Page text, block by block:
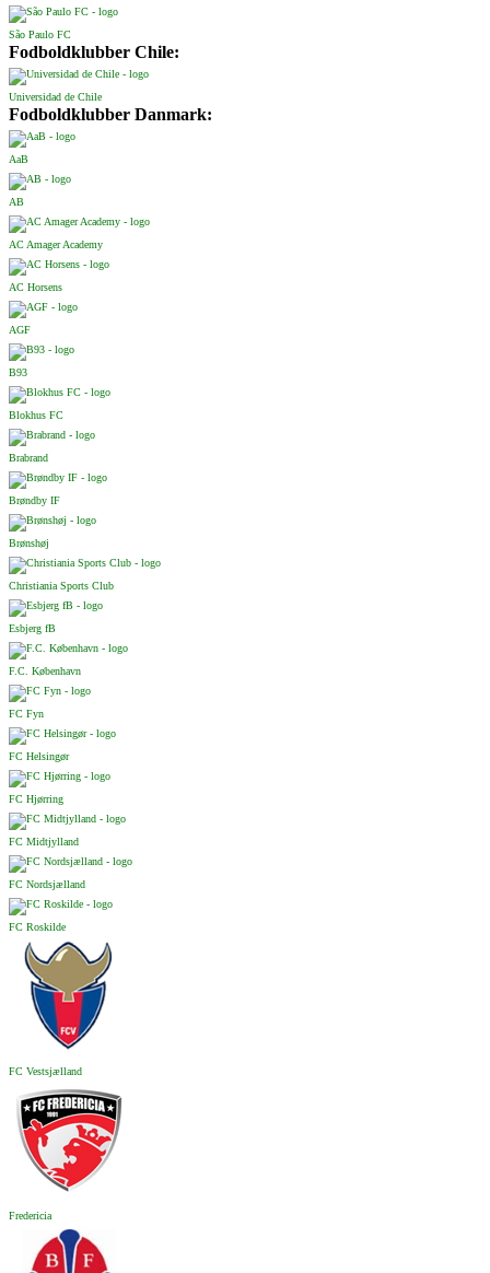
São Paulo FC
Fodboldklubber Chile:
Universidad de Chile
Fodboldklubber Danmark:
AaB
AB
AC Amager Academy
AC Horsens
AGF
B93
Blokhus FC
Brabrand
Brøndby IF
Brønshøj
Christiania Sports Club
Esbjerg fB
F.C. København
FC Fyn
FC Helsingør
FC Hjørring
FC Midtjylland
FC Nordsjælland
FC Roskilde
FC Vestsjælland
Fredericia